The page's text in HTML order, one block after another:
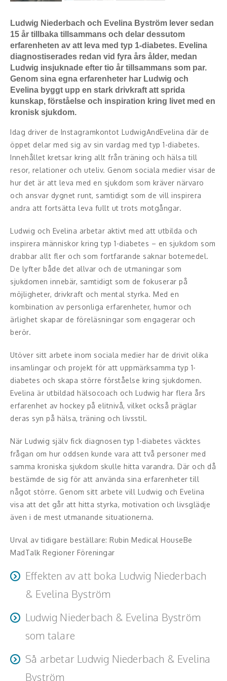
Konferencier
Workshopledare, facilitator
Radio och TV-profiler
Underhållning och event
Event
Humoristiska föredrag
Ljus och belysning
Komiker
Konst
Middagsunderhållning
Musiker
Underhållning
Affärsnytta
Framtid, trender
Försäljning, marknadsföring, service,
kundfokus
organisationsutveckling
Hälsa, friskvård
Innovation, kreativitet, entreprenörskap,
intraprenörskap
Miljö, hållbar utveckling
Målsättning, motivation, attityd
Mångfald och integration
Omvärld, politik, juridik
Pedagogik, skola, föräldraskap
Ludwig Niederbach och Evelina Byström lever sedan
15 år tillbaka tillsammans och delar dessutom
erfarenheten av att leva med typ 1-diabetes. Evelina
diagnostiserades redan vid fyra års ålder, medan
Ludwig insjuknade efter tio år tillsammans som par.
Genom sina egna erfarenheter har Ludwig och
Evelina byggt upp en stark drivkraft att sprida
kunskap, förståelse och inspiration kring livet med en
kronisk sjukdom.
Idag driver de Instagramkontot LudwigAndEvelina där de
öppet delar med sig av sin vardag med typ 1-diabetes.
Innehållet kretsar kring allt från träning och hälsa till
resor, relationer och uteliv. Genom sociala medier visar de
hur det är att leva med en sjukdom som kräver närvaro
och ansvar dygnet runt, samtidigt som de vill inspirera
andra att fortsätta leva fullt ut trots motgångar.
Ludwig och Evelina arbetar aktivt med att utbilda och
inspirera människor kring typ 1-diabetes – en sjukdom som
drabbar allt fler och som fortfarande saknar botemedel.
De lyfter både det allvar och de utmaningar som
sjukdomen innebär, samtidigt som de fokuserar på
möjligheter, drivkraft och mental styrka. Med en
kombination av personliga erfarenheter, humor och
ärlighet skapar de föreläsningar som engagerar och
berör.
Utöver sitt arbete inom sociala medier har de drivit olika
insamlingar och projekt för att uppmärksamma typ 1-
diabetes och skapa större förståelse kring sjukdomen.
Evelina är utbildad hälsocoach och Ludwig har flera års
erfarenhet av hockey på elitnivå, vilket också präglar
deras syn på hälsa, träning och livsstil.
När Ludwig själv fick diagnosen typ 1-diabetes väcktes
frågan om hur oddsen kunde vara att två personer med
samma kroniska sjukdom skulle hitta varandra. Där och då
bestämde de sig för att använda sina erfarenheter till
något större. Genom sitt arbete vill Ludwig och Evelina
visa att det går att hitta styrka, motivation och livsglädje
även i de mest utmanande situationerna.
Urval av tidigare beställare: Rubin Medical HouseBe
MadTalk Regioner Föreningar
Effekten av att boka Ludwig Niederbach
& Evelina Byström
Ett föredrag med Ludwig och Evelina syftar till att ge
nya perspektiv, öka förståelsen för typ 1-diabetes,
stärka modet och inspirera människor att inte fastna i
motgångar.
Ludwig Niederbach & Evelina Byström
som talare
Eftersom Ludwig och Evelina föreläser tillsammans
kompletterar de varandra genom olika talarstilar. Den ena
använder en lugnare ton medan den andra har ett mer
Så arbetar Ludwig Niederbach & Evelina
Byström